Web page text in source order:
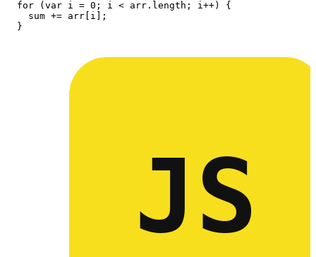
  for
( var i = 0 ; i < arr . length ; i++) {
    sum
+= arr i ];
  }
JS